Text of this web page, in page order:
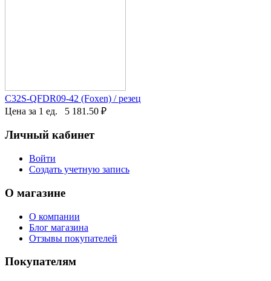
C32S-QFDR09-42 (Foxen) / резец
Цена за 1 ед.
5 181.50 ₽
Личный кабинет
Войти
Создать учетную запись
О магазине
О компании
Блог магазина
Отзывы покупателей
Покупателям